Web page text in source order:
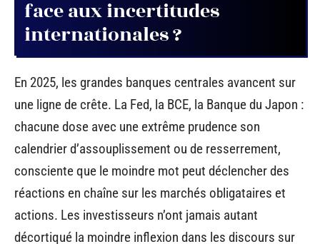
face aux incertitudes
internationales ?
En 2025, les grandes banques centrales avancent sur
une ligne de crête. La Fed, la BCE, la Banque du Japon :
chacune dose avec une extrême prudence son
calendrier d’assouplissement ou de resserrement,
consciente que le moindre mot peut déclencher des
réactions en chaîne sur les marchés obligataires et
actions. Les investisseurs n’ont jamais autant
décortiqué la moindre inflexion dans les discours sur